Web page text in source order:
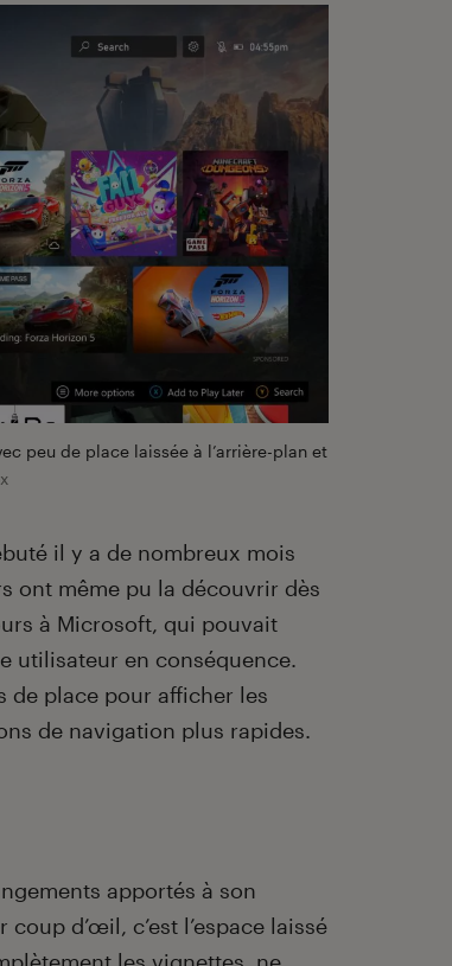
peu de place laissée à l’arrière-plan et
il y a de nombreux mois
ont même pu la découvrir dès
à Microsoft, qui pouvait
utilisateur en conséquence.
de place pour afficher les
de navigation plus rapides.
apportés à son
d’œil, c’est l’espace laissé